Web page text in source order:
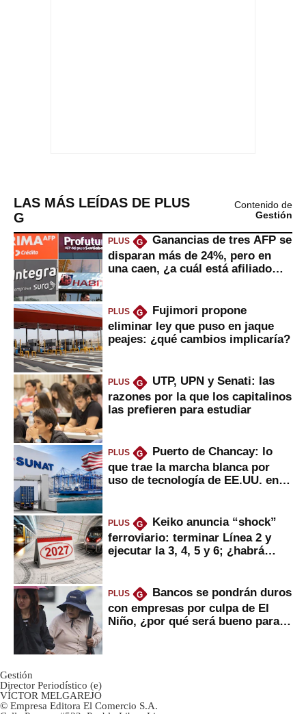
LAS MÁS LEÍDAS DE PLUS
G
Contenido de
Gestión
PLUS G
Ganancias de tres AFP se
disparan más de 24%, pero en
una caen, ¿a cuál está afiliado
PLUS G
Fujimori propone
eliminar ley que puso en jaque
peajes: ¿qué cambios implicaría?
PLUS G
UTP, UPN y Senati: las
razones por la que los capitalinos
las prefieren para estudiar
PLUS G
Puerto de Chancay: lo
que trae la marcha blanca por
uso de tecnología de EE.UU. en
PLUS G
Keiko anuncia “shock”
ferroviario: terminar Línea 2 y
ejecutar la 3, 4, 5 y 6; ¿habrá
PLUS G
Bancos se pondrán duros
con empresas por culpa de El
Niño, ¿por qué será bueno para
Gestión
Director Periodístico (e)
VÍCTOR MELGAREJO
© Empresa Editora El Comercio S.A.